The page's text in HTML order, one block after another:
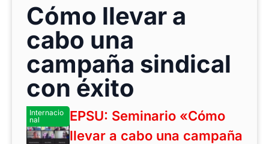
Cómo llevar a
cabo una
campaña sindical
con éxito
Internacio
nal
EPSU: Seminario «Cómo
llevar a cabo una campaña